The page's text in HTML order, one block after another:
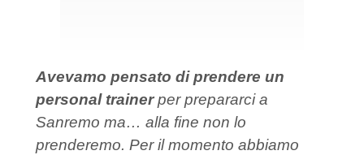
Avevamo pensato di prendere un
personal trainerper prepararci a
Sanremo ma… alla fine non lo
prenderemo. Per il momento abbiamo